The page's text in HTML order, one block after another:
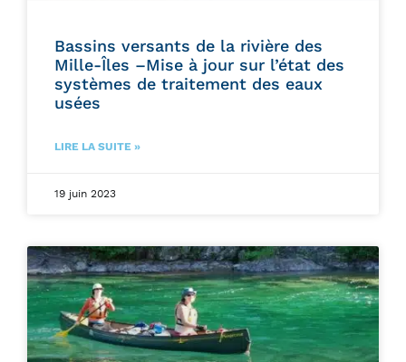
Bassins versants de la rivière des
Mille-Îles –Mise à jour sur l’état des
systèmes de traitement des eaux
usées
LIRE LA SUITE »
19 juin 2023